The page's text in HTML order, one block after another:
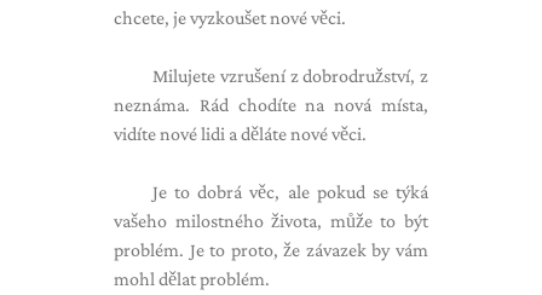
chcete, je vyzkoušet nové věci.
Milujete vzrušení z dobrodružství, z
neznáma. Rád chodíte na nová místa,
vidíte nové lidi a děláte nové věci.
Je to dobrá věc, ale pokud se týká
vašeho milostného života, může to být
problém. Je to proto, že závazek by vám
mohl dělat problém.